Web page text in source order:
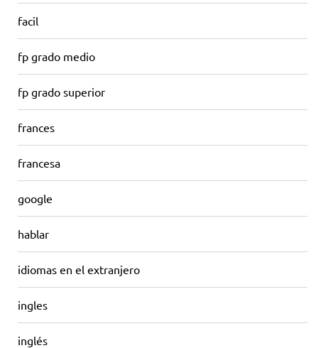
facil
fp grado medio
fp grado superior
frances
francesa
google
hablar
idiomas en el extranjero
ingles
inglés